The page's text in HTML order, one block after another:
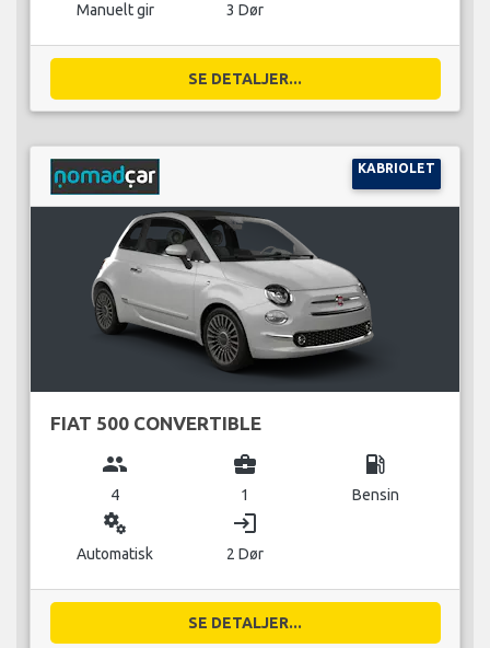
Manuelt gir 3 Dør
SE DETALJER...
KABRIOLET
FIAT 500 CONVERTIBLE
group
4
business_center
1
local_gas_station
Bensin
miscellaneous_services
Automatisk
login
2 Dør
SE DETALJER...